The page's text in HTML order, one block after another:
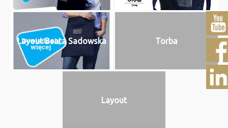
Layout Beata Sadowska Torba
Layout